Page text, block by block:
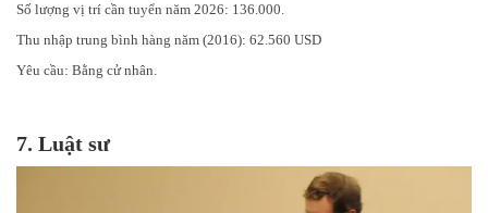
Số lượng vị trí cần tuyển năm 2026: 136.000.
Thu nhập trung bình hàng năm (2016): 62.560 USD
Yêu cầu: Bằng cử nhân.
7. Luật sư